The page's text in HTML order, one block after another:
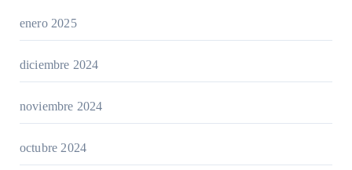
enero 2025
diciembre 2024
noviembre 2024
octubre 2024